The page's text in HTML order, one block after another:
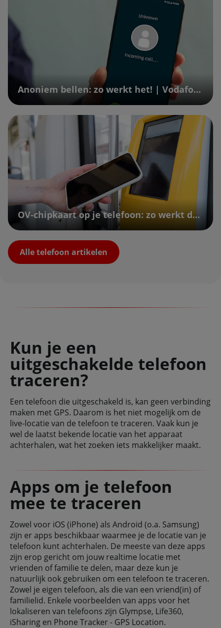
Anoniem bellen: zo werkt het! | Vodafone
OV-chipkaart op je telefoon: zo werkt dat | Vodafone
Alle telefoon artikelen
Kun je een
uitgeschakelde telefoon
traceren?
Een telefoon die uitgeschakeld is, kan geen verbinding
maken met GPS. Daarom is het niet mogelijk om de
live-locatie van de telefoon te traceren. Vaak kun je
wel de laatst bekende locatie van het apparaat
achterhalen, wat het zoeken iets makkelijker maakt.
Apps om je telefoon
mee te traceren
Zowel voor iOS (iPhone) als Android (o.a. Samsung)
zijn er apps beschikbaar waarmee je de locatie van je
telefoon kunt achterhalen. De meeste van deze apps
zijn erop gericht om jouw realtime locatie met
vrienden of familie te delen, maar deze kun je
natuurlijk ook gebruiken om een telefoon te traceren.
Zowel je eigen telefoon, als die van een vriend(in) of
familielid. Enkele voorbeelden van apps voor het
lokaliseren van telefoons zijn Glympse, Life360,
iSharing en Phone Tracker - GPS Location.